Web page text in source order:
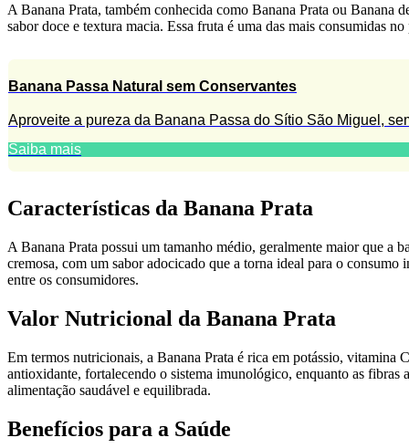
A Banana Prata, também conhecida como Banana Prata ou Banana
sabor doce e textura macia. Essa fruta é uma das mais consumidas
Banana Passa Natural sem Conservantes
Aproveite a pureza da Banana Passa do Sítio São Miguel,
Saiba mais
Características da Banana Prata
A Banana Prata possui um tamanho médio, geralmente maior que a
cremosa, com um sabor adocicado que a torna ideal para o
entre os consumidores.
Valor Nutricional da Banana Prata
Em termos nutricionais, a Banana Prata é rica em potássio, vitamina
antioxidante, fortalecendo o sistema imunológico, enquanto as fibras
alimentação saudável e equilibrada.
Benefícios para a Saúde